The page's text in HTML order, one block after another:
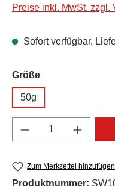
Preise inkl. MwSt. zzgl.
Sofort verfügbar,
Größeauswählen
50g
Produkt Anzahl:
Zum Merkzettel hinzufügen
Produktnummer: